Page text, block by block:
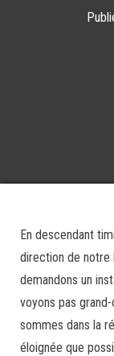
En descendant
direction de notre
demandons un
voyons pas
sommes dans la
éloignée que